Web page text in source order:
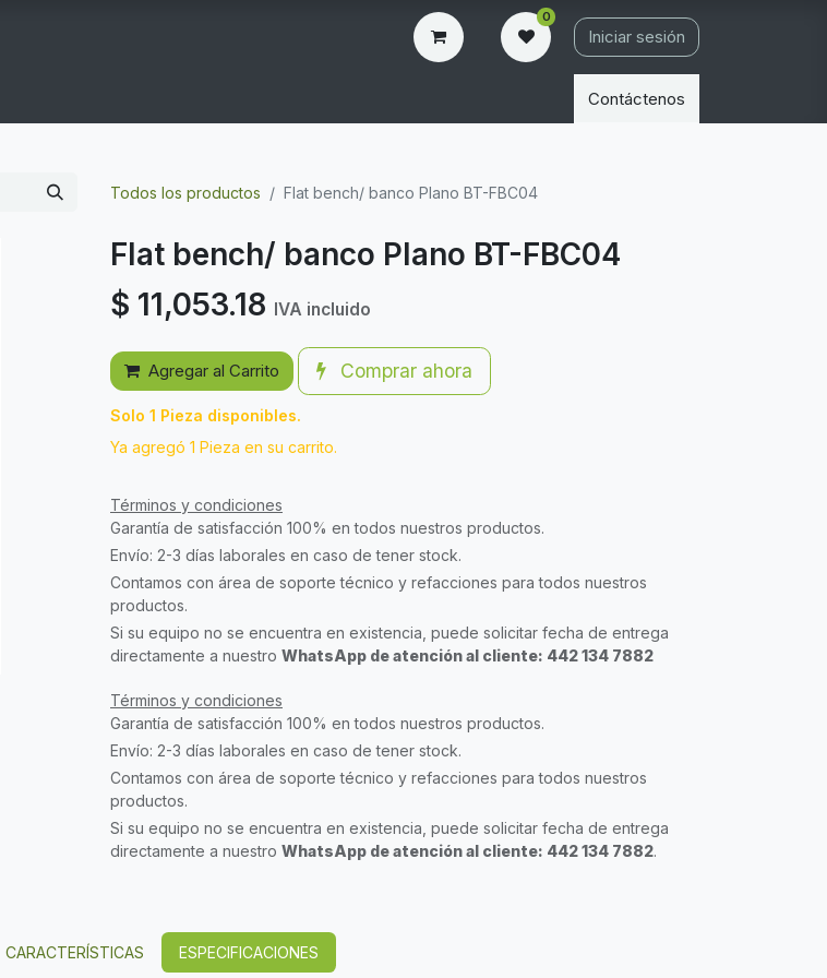
0
Iniciar sesión
Contáctenos
Todos los productos Flat bench/ banco Plano BT-FBC04
Flat bench/ banco Plano BT-FBC04
$ 11,053.18 IVA incluido
Agregar al Carrito Comprar ahora
Solo 1 Pieza disponibles.
Ya agregó 1 Pieza en su carrito.
Términos y condiciones
Garantía de satisfacción 100% en todos nuestros productos.
Envío: 2-3 días laborales en caso de tener stock.
Contamos con área de soporte técnico y refacciones para todos nuestros
productos.
Si su equipo no se encuentra en existencia, puede solicitar fecha de entrega
directamente a nuestro WhatsApp de atención al cliente: 442 134 7882
Términos y condiciones
Garantía de satisfacción 100% en todos nuestros productos.
Envío: 2-3 días laborales en caso de tener stock.
Contamos con área de soporte técnico y refacciones para todos nuestros
productos.
Si su equipo no se encuentra en existencia, puede solicitar fecha de entrega
directamente a nuestro WhatsApp de atención al cliente: 442 134 7882.
CARACTERÍSTICAS ESPECIFICACIONES